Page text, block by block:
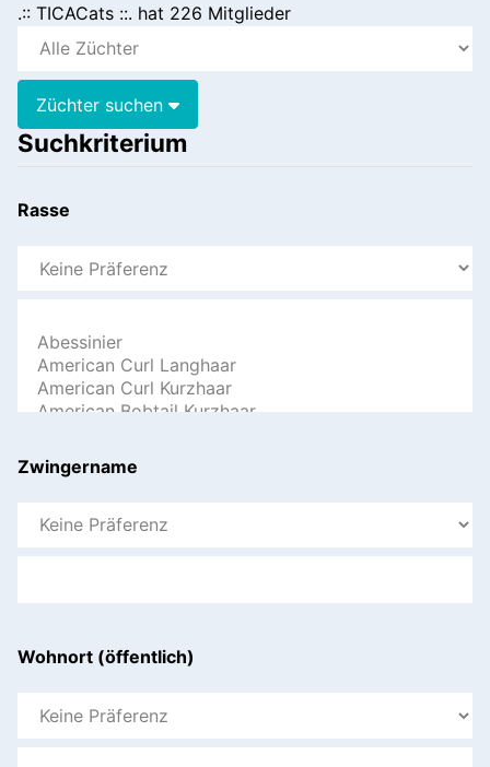
.:: TICACats ::. hat 226 Mitglieder
Züchter suchen
Suchkriterium
Rasse
Zwingername
Wohnort (öffentlich)